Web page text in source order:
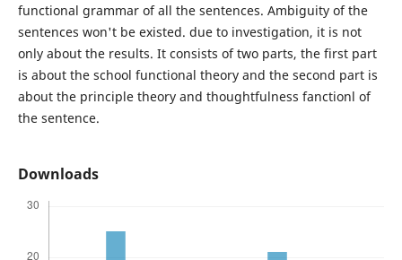
functional grammar of all the sentences. Ambiguity of the
sentences won't be existed. due to investigation, it is not
only about the results. It consists of two parts, the first part
is about the school functional theory and the second part is
about the principle theory and thoughtfulness fanctionl of
the sentence.
Downloads